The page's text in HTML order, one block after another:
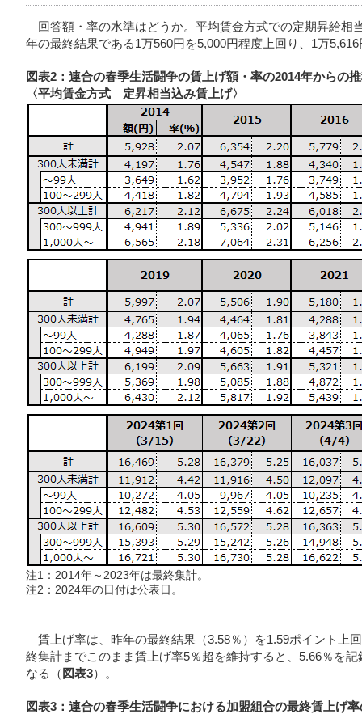
回答額・率の水準はどうか。平均賃金方式での定期昇給相
年の最終結果である1万560円を5,000円程度上回り、1万
図表2：連合の春季生活闘争の賃上げ額・率の2014年からの
〈平均賃金方式 定昇相当込み賃上げ〉
注1：2014年～2023年は最終集計。
注2：2024年の日付は公表日。
賃上げ率は、昨年の最終結果（3.58％）を1.59ポイント上
終集計までこのまま賃上げ率5％超を維持すると、5.66％を
なる（ 図表3）。
図表3：連合の春季生活闘争における加盟組合の最終賃上げ